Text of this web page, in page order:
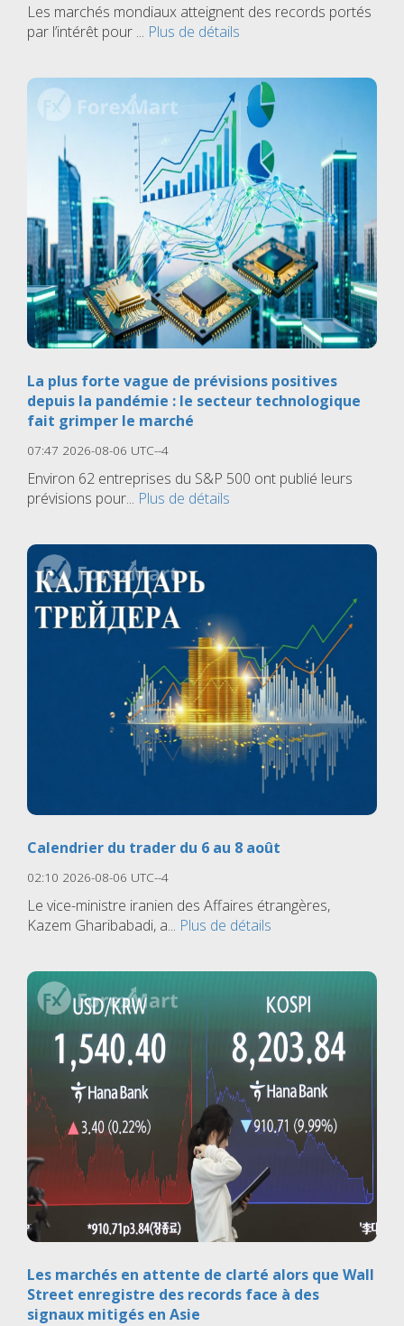
Les marchés mondiaux atteignent des records portés
par l’intérêt pour ... Plus de détails
La plus forte vague de prévisions positives
depuis la pandémie : le secteur technologique
fait grimper le marché
07:47 2026-08-06 UTC--4
Environ 62 entreprises du S&P 500 ont publié leurs
prévisions pour... Plus de détails
Calendrier du trader du 6 au 8 août
02:10 2026-08-06 UTC--4
Le vice-ministre iranien des Affaires étrangères,
Kazem Gharibabadi, a... Plus de détails
Les marchés en attente de clarté alors que Wall
Street enregistre des records face à des
signaux mitigés en Asie